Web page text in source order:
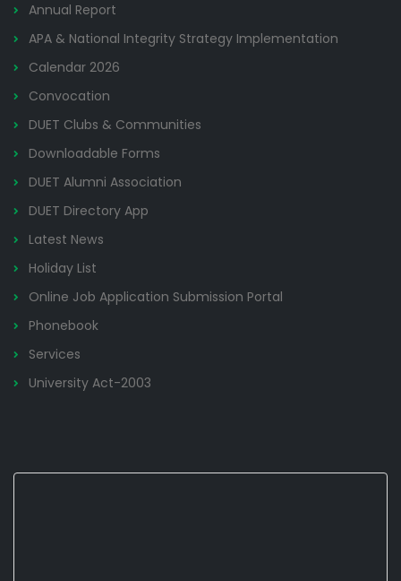
Annual Report
APA & National Integrity Strategy Implementation
Calendar 2026
Convocation
DUET Clubs & Communities
Downloadable Forms
DUET Alumni Association
DUET Directory App
Latest News
Holiday List
Online Job Application Submission Portal
Phonebook
Services
University Act-2003